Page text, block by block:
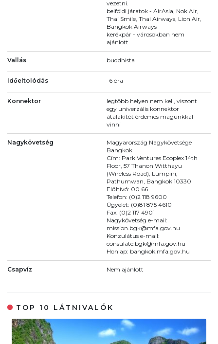
vezetni.
belföldi járatok - AirAsia, Nok Air,
Thai Smile, Thai Airways, Lion Air,
Bangkok Airways
kerékpár - városokban nem
ajánlott
Vallás buddhista
Időeltolódás -6 óra
Konnektor
legtöbb helyen nem kell, viszont
egy univerzális konnektor
átalakítót érdemes magunkkal
vinni
Nagykövetség
Magyarország Nagykövetsége
Bangkok
Cím: Park Ventures Ecoplex 14th
Floor, 57 Thanon Witthayu
(Wireless Road), Lumpini,
Pathumwan, Bangkok 10330
Előhívó: 00 66
Telefon: (0)2 118 9600
Ügyelet: (0)81 875 4610
Fax: (0)2 117 4901
Nagykövetség e-mail:
mission.bgk@mfa.gov.hu
Konzulátus e-mail:
consulate.bgk@mfa.gov.hu
Honlap: bangkok.mfa.gov.hu
Csapvíz Nem ajánlott
TOP 10 LÁTNIVALÓK